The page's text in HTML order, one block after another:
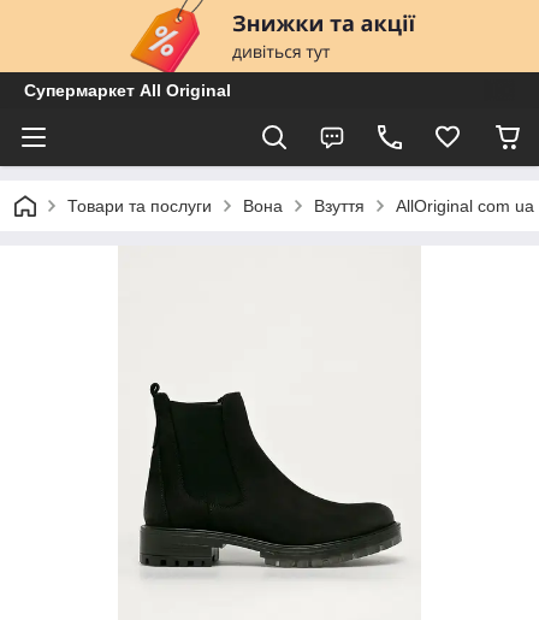
Супермаркет All Original
Товари та послуги Вона Взуття AllOriginal com